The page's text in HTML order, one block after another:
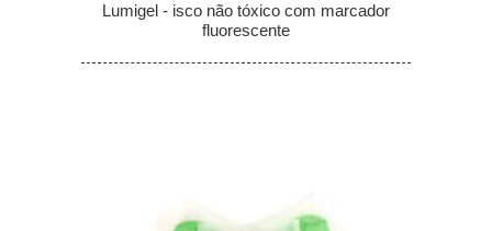
Lumigel - isco não tóxico com marcador
fluorescente